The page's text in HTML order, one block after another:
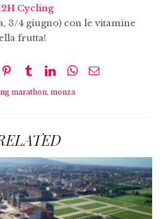
Cycling
3/4 giugno) con le vitamine
frutta!
marathon, monza